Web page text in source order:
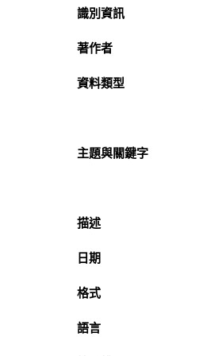
識別資訊
著作者
資料類型
主題與關鍵字
描述
日期
格式
語言